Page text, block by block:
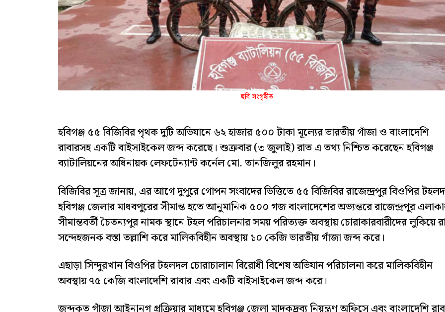
ছবি সংগৃহীত
হবিগঞ্জ ৫৫ বিজিবির পৃথক দুটি অভিযানে ৬২ হাজার ৫০০ টাকা মূল্যের ভারতীয় গাঁজা ও বাংলাদেশি
রাবারসহ একটি বাইসাইকেল জব্দ করেছে। শুক্রবার (৩ জুলাই) রাত এ তথ্য নিশ্চিত করেছেন হবিগঞ্জ
ব্যাটালিয়নের অধিনায়ক লেফটেন্যান্ট কর্নেল মো. তানজিলুর রহমান।
বিজিবির সূত্র জানায়, এর আগে দুপুরে গোপন সংবাদের ভিত্তিতে ৫৫ বিজিবির রাজেন্দ্রপুর বিওপির
হবিগঞ্জ জেলার মাধবপুরের সীমান্ত হতে আনুমানিক ৫০০ গজ বাংলাদেশের অভ্যন্তরে রাজেন্দ্রপুর
সীমান্তবর্তী চৈতন্যপুর নামক স্থানে টহল পরিচালনার সময় পরিত্যক্ত অবস্থায় চোরাকারবারীদের লুকিয়ে
সন্দেহজনক বস্তা তল্লাশি করে মালিকবিহীন অবস্থায় ১০ কেজি ভারতীয় গাঁজা জব্দ করে।
এছাড়া সিন্দুরখান বিওপির টহলদল চোরাচালান বিরোধী বিশেষ অভিযান পরিচালনা করে মালিকবিহীন
অবস্থায় ৭৫ কেজি বাংলাদেশি রাবার এবং একটি বাইসাইকেল জব্দ করে।